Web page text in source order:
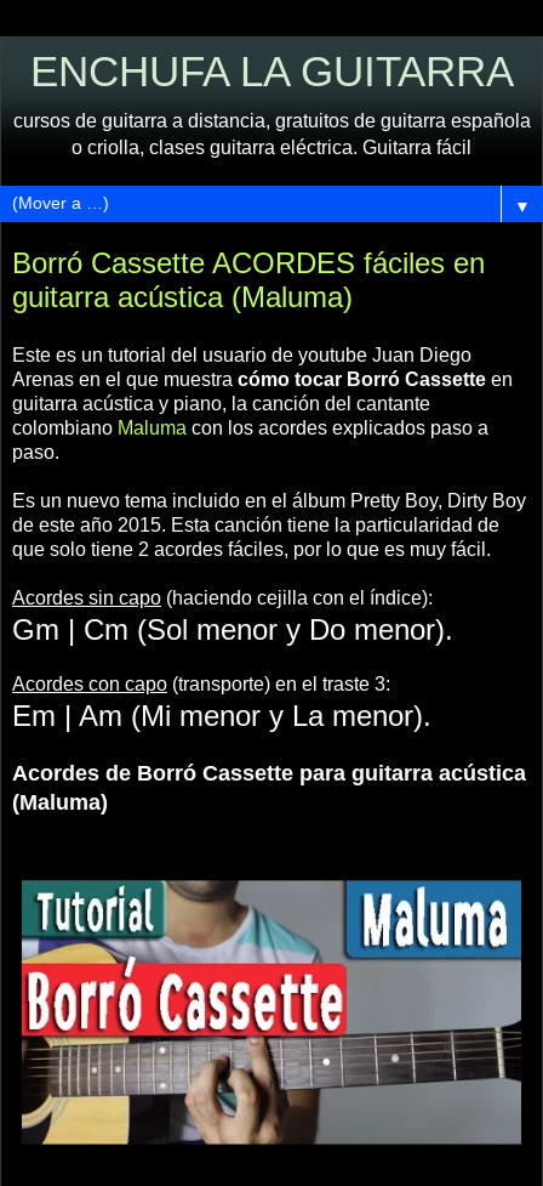
ENCHUFA LA GUITARRA
cursos de guitarra a distancia, gratuitos de guitarra española
o criolla, clases guitarra eléctrica. Guitarra fácil
▼
Borró Cassette ACORDES fáciles en
guitarra acústica (Maluma)
Este es un tutorial del usuario de youtube Juan Diego
Arenas en el que muestra cómo tocar Borró Cassette en
guitarra acústica y piano, la canción del cantante
colombiano Maluma con los acordes explicados paso a
paso.
Es un nuevo tema incluido en el álbum Pretty Boy, Dirty Boy
de este año 2015. Esta canción tiene la particularidad de
que solo tiene 2 acordes fáciles, por lo que es muy fácil.
Acordes sin capo (haciendo cejilla con el índice):
Gm | Cm (Sol menor y Do menor).
Acordes con capo (transporte) en el traste 3:
Em | Am (Mi menor y La menor).
Acordes de Borró Cassette para guitarra acústica
(Maluma)